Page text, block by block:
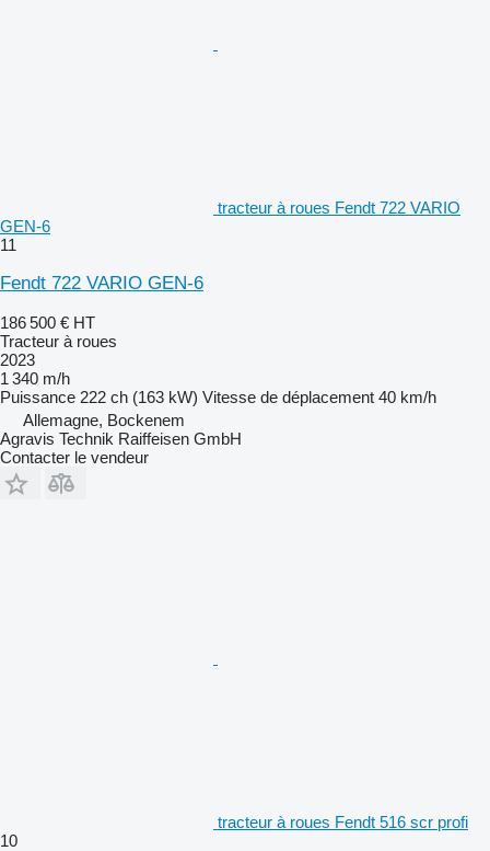
tracteur à roues Fendt 722 VARIO
GEN-6
11
Fendt 722 VARIO GEN-6
186 500 € HT
Tracteur à roues
2023
1 340 m/h
Puissance 222 ch (163 kW) Vitesse de déplacement 40 km/h
Allemagne, Bockenem
Agravis Technik Raiffeisen GmbH
Contacter le vendeur
tracteur à roues Fendt 516 scr profi
10